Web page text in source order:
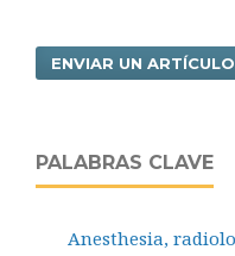
ENVIAR UN ARTÍCULO
PALABRAS CLAVE
Anesthesia,